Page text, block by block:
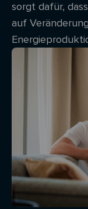
sorgt dafür,
auf